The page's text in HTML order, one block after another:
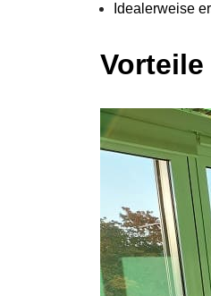
Idealerweise